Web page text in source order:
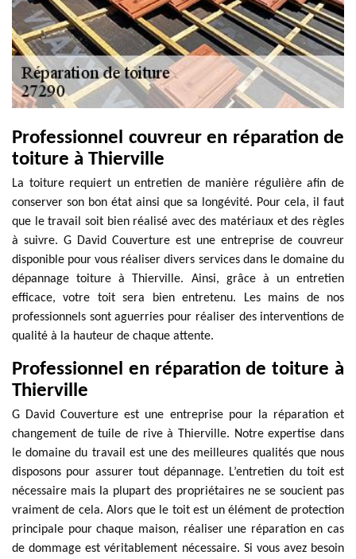
Professionnel couvreur en réparation de
toiture à Thierville
La toiture requiert un entretien de manière régulière afin de
conserver son bon état ainsi que sa longévité. Pour cela, il faut
que le travail soit bien réalisé avec des matériaux et des règles
à suivre. G David Couverture est une entreprise de couvreur
disponible pour vous réaliser divers services dans le domaine du
dépannage toiture à Thierville. Ainsi, grâce à un entretien
efficace, votre toit sera bien entretenu. Les mains de nos
professionnels sont aguerries pour réaliser des interventions de
qualité à la hauteur de chaque attente.
Professionnel en réparation de toiture à
Thierville
G David Couverture est une entreprise pour la réparation et
changement de tuile de rive à Thierville. Notre expertise dans
le domaine du travail est une des meilleures qualités que nous
disposons pour assurer tout dépannage. L’entretien du toit est
nécessaire mais la plupart des propriétaires ne se soucient pas
vraiment de cela. Alors que le toit est un élément de protection
principale pour chaque maison, réaliser une réparation en cas
de dommage est véritablement nécessaire. Si vous avez besoin